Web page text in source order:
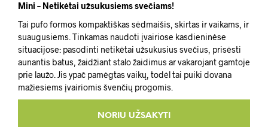
Mini – Netikėtai užsukusiems svečiams!
Tai pufo formos kompaktiškas sėdmaišis, skirtas ir vaikams, ir
suaugusiems. Tinkamas naudoti įvairiose kasdieninėse
situacijose: pasodinti netikėtai užsukusius svečius, prisėsti
aunantis batus, žaidžiant stalo žaidimus ar vakarojant gamtoje
prie laužo. Jis ypač pamėgtas vaikų, todėl tai puiki dovana
mažiesiems įvairiomis švenčių progomis.